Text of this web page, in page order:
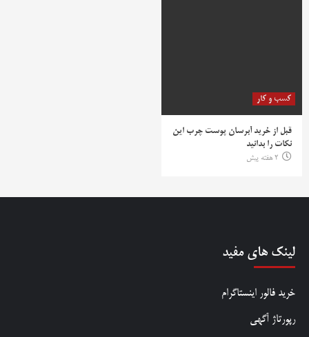
کسب و کار
قبل از خرید آبرسان پوست چرب این
نکات را بدانید
2 هفته پیش
لینک های مفید
خرید فالور اینستاگرام
رپورتاژ آگهی